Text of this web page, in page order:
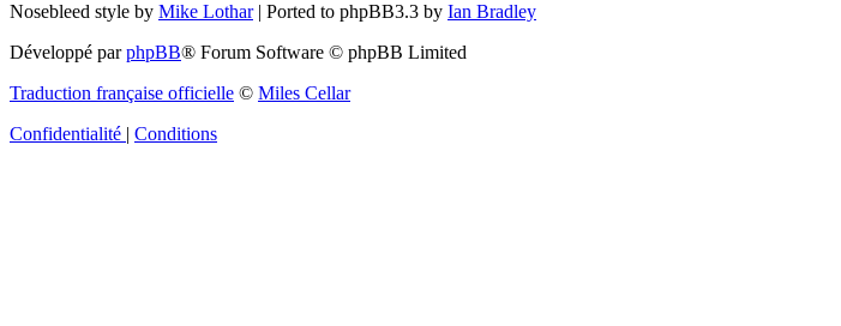
Nosebleed style by Mike Lothar| Ported to phpBB3.3 by Ian Bradley
Développé parphpBB® Forum Software © phpBB Limited
Traduction française officielle © Miles Cellar
Confidentialité | Conditions